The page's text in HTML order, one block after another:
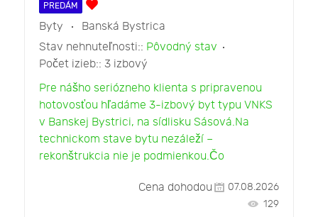
PREDÁM
Byty
Banská Bystrica
Stav nehnuteľnosti:: Pôvodný stav
Počet izieb:: 3 izbový
Pre nášho seriózneho klienta s pripravenou
hotovosťou hľadáme 3-izbový byt typu VNKS
v Banskej Bystrici, na sídlisku Sásová.Na
technickom stave bytu nezáleží –
rekonštrukcia nie je podmienkou.Čo
Cena dohodou
07.08.2026
129